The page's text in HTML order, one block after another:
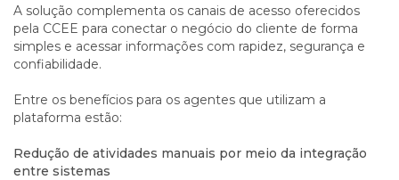
A solução complementa os canais de acesso oferecidos
pela CCEE para conectar o negócio do cliente de forma
simples e acessar informações com rapidez, segurança e
confiabilidade.
Entre os benefícios para os agentes que utilizam a
plataforma estão:
Redução de atividades manuais por meio da integração
entre sistemas